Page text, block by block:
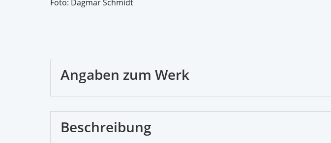
Foto: Dagmar Schmidt
Angaben zum Werk
Beschreibung